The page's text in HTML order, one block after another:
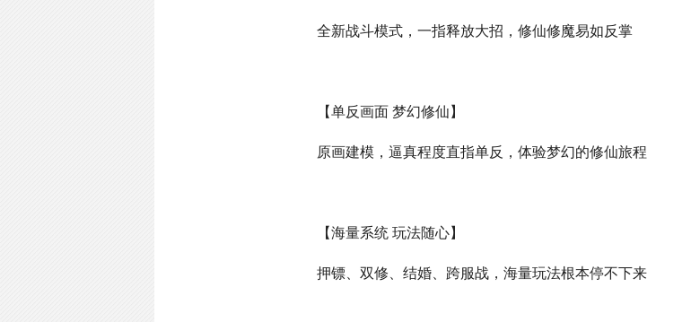
全新战斗模式，一指释放大招，修仙修魔易如反掌
【单反画面 梦幻修仙】
原画建模，逼真程度直指单反，体验梦幻的修仙旅程
【海量系统 玩法随心】
押镖、双修、结婚、跨服战，海量玩法根本停不下来